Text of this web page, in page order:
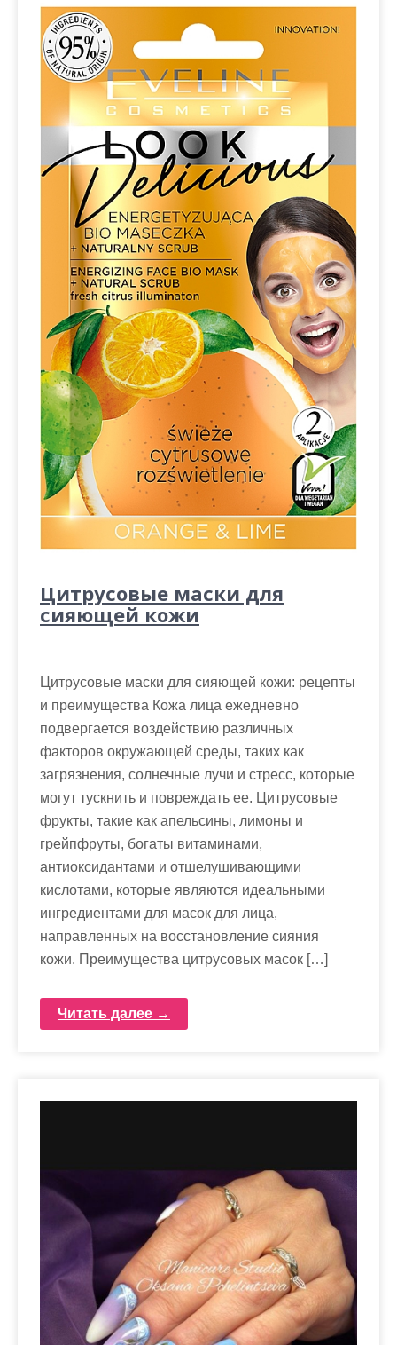
Цитрусовые маски для
сияющей кожи
Цитрусовые маски для сияющей кожи: рецепты
и преимущества Кожа лица ежедневно
подвергается воздействию различных
факторов окружающей среды, таких как
загрязнения, солнечные лучи и стресс, которые
могут тускнить и повреждать ее. Цитрусовые
фрукты, такие как апельсины, лимоны и
грейпфруты, богаты витаминами,
антиоксидантами и отшелушивающими
кислотами, которые являются идеальными
ингредиентами для масок для лица,
направленных на восстановление сияния
кожи. Преимущества цитрусовых масок […]
Читать далее →